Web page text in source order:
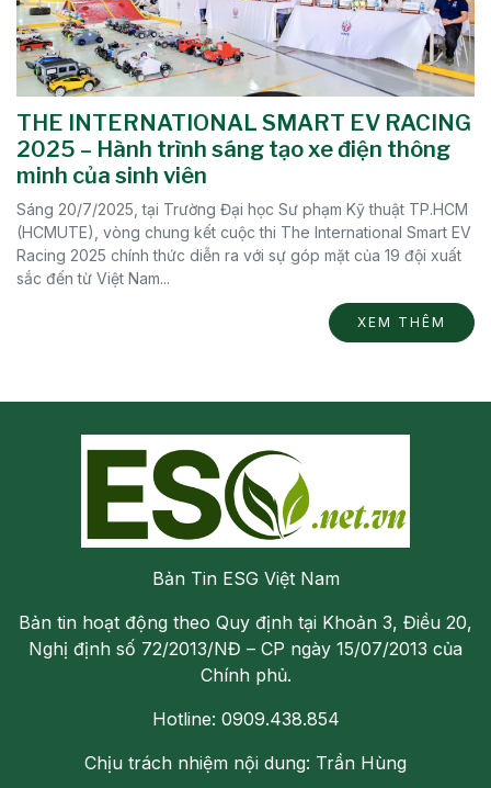
THE INTERNATIONAL SMART EV RACING
2025 – Hành trình sáng tạo xe điện thông
minh của sinh viên
Sáng 20/7/2025, tại Trường Đại học Sư phạm Kỹ thuật TP.HCM
(HCMUTE), vòng chung kết cuộc thi The International Smart EV
Racing 2025 chính thức diễn ra với sự góp mặt của 19 đội xuất
sắc đến từ Việt Nam...
XEM THÊM
Bản Tin ESG Việt Nam
Bản tin hoạt động theo Quy định tại Khoản 3, Điều 20,
Nghị định số 72/2013/NĐ – CP ngày 15/07/2013 của
Chính phủ.
Hotline: 0909.438.854
Chịu trách nhiệm nội dung: Trần Hùng